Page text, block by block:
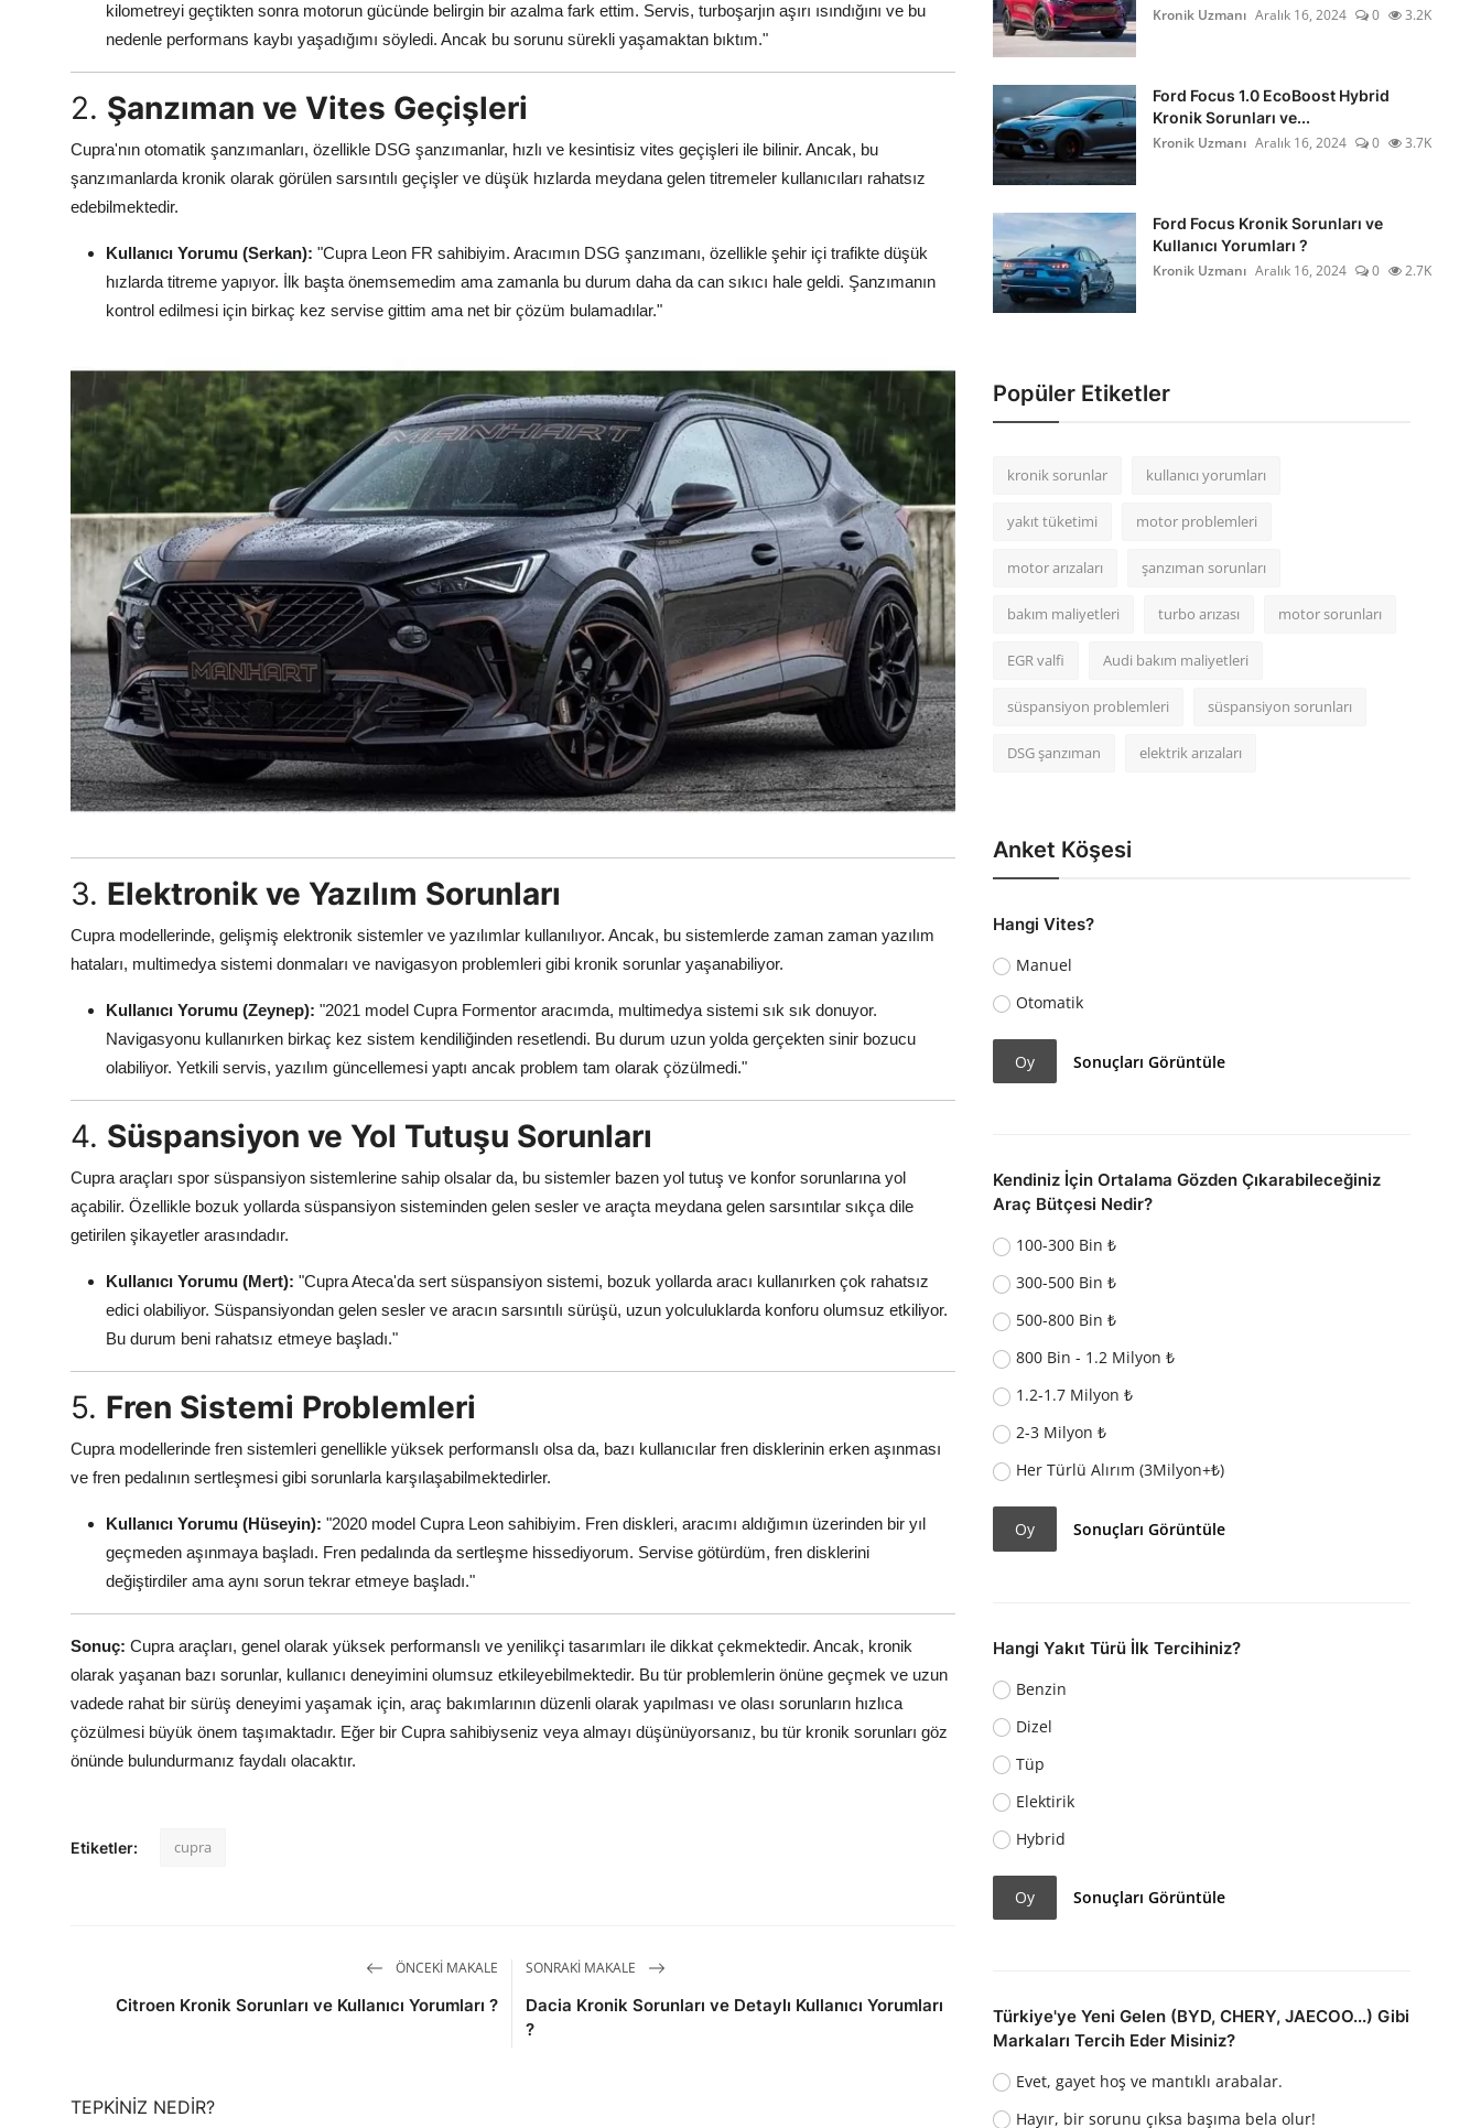
kilometreyi geçtikten sonra motorun gücünde belirgin bir azalma fark ettim. Servis, turboşarjın aşırı ısındığını ve bu
nedenle performans kaybı yaşadığımı söyledi. Ancak bu sorunu sürekli yaşamaktan bıktım."
2. Şanzıman ve Vites Geçişleri
Cupra'nın otomatik şanzımanları, özellikle DSG şanzımanlar, hızlı ve kesintisiz vites geçişleri ile bilinir. Ancak, bu
şanzımanlarda kronik olarak görülen sarsıntılı geçişler ve düşük hızlarda meydana gelen titremeler kullanıcıları rahatsız
edebilmektedir.
Kullanıcı Yorumu (Serkan): "Cupra Leon FR sahibiyim. Aracımın DSG şanzımanı, özellikle şehir içi trafikte düşük
hızlarda titreme yapıyor. İlk başta önemsemedim ama zamanla bu durum daha da can sıkıcı hale geldi. Şanzımanın
kontrol edilmesi için birkaç kez servise gittim ama net bir çözüm bulamadılar."
3. Elektronik ve Yazılım Sorunları
Cupra modellerinde, gelişmiş elektronik sistemler ve yazılımlar kullanılıyor. Ancak, bu sistemlerde zaman zaman yazılım
hataları, multimedya sistemi donmaları ve navigasyon problemleri gibi kronik sorunlar yaşanabiliyor.
Kullanıcı Yorumu (Zeynep): "2021 model Cupra Formentor aracımda, multimedya sistemi sık sık donuyor.
Navigasyonu kullanırken birkaç kez sistem kendiliğinden resetlendi. Bu durum uzun yolda gerçekten sinir bozucu
olabiliyor. Yetkili servis, yazılım güncellemesi yaptı ancak problem tam olarak çözülmedi."
4. Süspansiyon ve Yol Tutuşu Sorunları
Cupra araçları spor süspansiyon sistemlerine sahip olsalar da, bu sistemler bazen yol tutuş ve konfor sorunlarına yol
açabilir. Özellikle bozuk yollarda süspansiyon sisteminden gelen sesler ve araçta meydana gelen sarsıntılar sıkça dile
getirilen şikayetler arasındadır.
Kullanıcı Yorumu (Mert): "Cupra Ateca'da sert süspansiyon sistemi, bozuk yollarda aracı kullanırken çok rahatsız
edici olabiliyor. Süspansiyondan gelen sesler ve aracın sarsıntılı sürüşü, uzun yolculuklarda konforu olumsuz etkiliyor.
Bu durum beni rahatsız etmeye başladı."
5. Fren Sistemi Problemleri
Cupra modellerinde fren sistemleri genellikle yüksek performanslı olsa da, bazı kullanıcılar fren disklerinin erken aşınması
ve fren pedalının sertleşmesi gibi sorunlarla karşılaşabilmektedirler.
Kullanıcı Yorumu (Hüseyin): "2020 model Cupra Leon sahibiyim. Fren diskleri, aracımı aldığımın üzerinden bir yıl
geçmeden aşınmaya başladı. Fren pedalında da sertleşme hissediyorum. Servise götürdüm, fren disklerini
değiştirdiler ama aynı sorun tekrar etmeye başladı."
Sonuç: Cupra araçları, genel olarak yüksek performanslı ve yenilikçi tasarımları ile dikkat çekmektedir. Ancak, kronik
olarak yaşanan bazı sorunlar, kullanıcı deneyimini olumsuz etkileyebilmektedir. Bu tür problemlerin önüne geçmek ve uzun
vadede rahat bir sürüş deneyimi yaşamak için, araç bakımlarının düzenli olarak yapılması ve olası sorunların hızlıca
çözülmesi büyük önem taşımaktadır. Eğer bir Cupra sahibiyseniz veya almayı düşünüyorsanız, bu tür kronik sorunları göz
önünde bulundurmanız faydalı olacaktır.
Etiketler: cupra
ÖNCEKI MAKALE
Citroen Kronik Sorunları ve Kullanıcı Yorumları ?
SONRAKI MAKALE
Dacia Kronik Sorunları ve Detaylı Kullanıcı Yorumları
?
TEPKINIZ NEDIR?
Kronik Uzmanı Aralık 16, 2024 0 3.2K
Ford Focus 1.0 EcoBoost Hybrid
Kronik Sorunları ve...
Kronik Uzmanı Aralık 16, 2024 0 3.7K
Ford Focus Kronik Sorunları ve
Kullanıcı Yorumları ?
Kronik Uzmanı Aralık 16, 2024 0 2.7K
Popüler Etiketler
kronik sorunlar kullanıcı yorumları
yakıt tüketimi motor problemleri
motor arızaları şanzıman sorunları
bakım maliyetleri turbo arızası motor sorunları
EGR valfi Audi bakım maliyetleri
süspansiyon problemleri süspansiyon sorunları
DSG şanzıman elektrik arızaları
Anket Köşesi
Hangi Vites?
Manuel
Otomatik
Oy Sonuçları Görüntüle
Kendiniz İçin Ortalama Gözden Çıkarabileceğiniz
Araç Bütçesi Nedir?
100-300 Bin ₺
300-500 Bin ₺
500-800 Bin ₺
800 Bin - 1.2 Milyon ₺
1.2-1.7 Milyon ₺
2-3 Milyon ₺
Her Türlü Alırım (3Milyon+₺)
Oy Sonuçları Görüntüle
Hangi Yakıt Türü İlk Tercihiniz?
Benzin
Dizel
Tüp
Elektirik
Hybrid
Oy Sonuçları Görüntüle
Türkiye'ye Yeni Gelen (BYD, CHERY, JAECOO...) Gibi
Markaları Tercih Eder Misiniz?
Evet, gayet hoş ve mantıklı arabalar.
Hayır, bir sorunu çıksa başıma bela olur!